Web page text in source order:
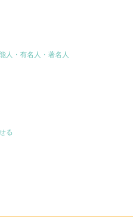
人・有名人・著名人
る